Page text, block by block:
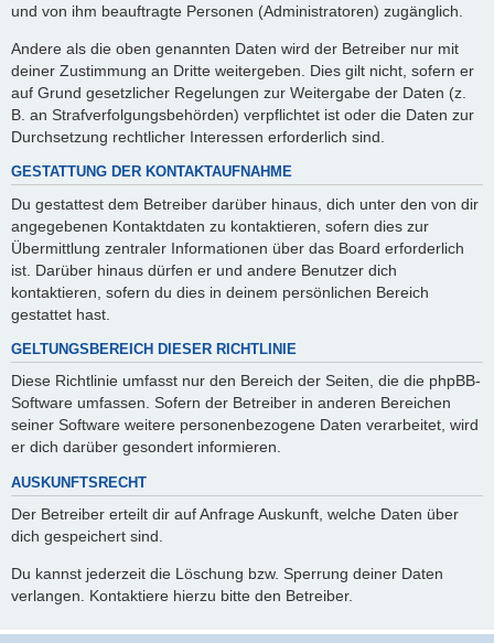
und von ihm beauftragte Personen (Administratoren) zugänglich.
Andere als die oben genannten Daten wird der Betreiber nur mit
deiner Zustimmung an Dritte weitergeben. Dies gilt nicht, sofern er
auf Grund gesetzlicher Regelungen zur Weitergabe der Daten (z.
B. an Strafverfolgungsbehörden) verpflichtet ist oder die Daten zur
Durchsetzung rechtlicher Interessen erforderlich sind.
GESTATTUNG DER KONTAKTAUFNAHME
Du gestattest dem Betreiber darüber hinaus, dich unter den von dir
angegebenen Kontaktdaten zu kontaktieren, sofern dies zur
Übermittlung zentraler Informationen über das Board erforderlich
ist. Darüber hinaus dürfen er und andere Benutzer dich
kontaktieren, sofern du dies in deinem persönlichen Bereich
gestattet hast.
GELTUNGSBEREICH DIESER RICHTLINIE
Diese Richtlinie umfasst nur den Bereich der Seiten, die die phpBB-
Software umfassen. Sofern der Betreiber in anderen Bereichen
seiner Software weitere personenbezogene Daten verarbeitet, wird
er dich darüber gesondert informieren.
AUSKUNFTSRECHT
Der Betreiber erteilt dir auf Anfrage Auskunft, welche Daten über
dich gespeichert sind.
Du kannst jederzeit die Löschung bzw. Sperrung deiner Daten
verlangen. Kontaktiere hierzu bitte den Betreiber.